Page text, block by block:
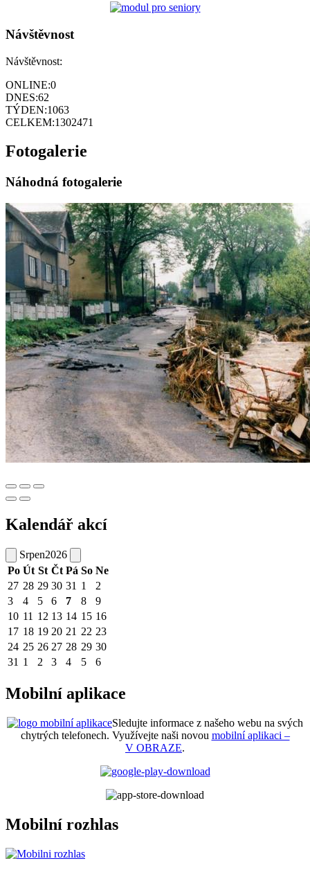
Návštěvnost
Návštěvnost:
ONLINE:0
DNES:62
TÝDEN:1063
CELKEM:1302471
Fotogalerie
Náhodná fotogalerie
Kalendář akcí
Srpen2026
Po Út St Čt Pá So Ne
27 28 29 30 31 1
2
3
4 5 6 7 8
9
10 11 12 13 14 15 16
17 18 19 20 21 22 23
24 25 26 27 28 29 30
31 1 2 3 4 5 6
Mobilní aplikace
Sledujte informace z našeho webu na svých
chytrých telefonech. Využívejte naši novou mobilní aplikaci –
V OBRAZE.
Mobilní rozhlas